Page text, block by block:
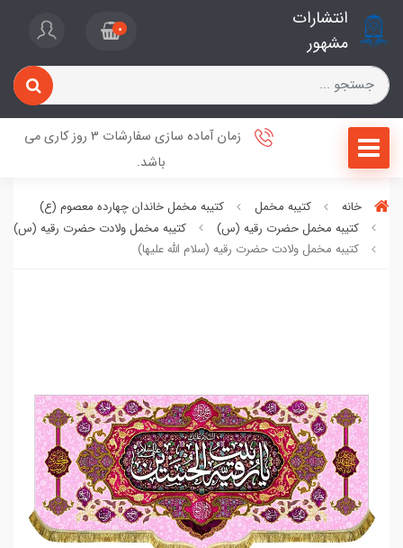
انتشارات
مشهور
0
زمان آماده سازی سفارشات 3 روز کاری می
باشد.
خانه کتیبه مخمل
کتیبه مخمل خاندان چهارده معصوم (ع)
کتیبه مخمل حضرت رقیه (س)
کتیبه مخمل ولادت حضرت رقیه (س)
کتیبه مخمل ولادت حضرت رقیه (سلام‌ الله‌ علیها)